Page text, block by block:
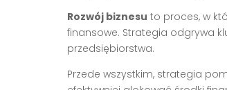
Rozwój biznesu to proces, w
finansowe. Strategia odgrywa
przedsiębiorstwa.
Przede wszystkim, strategia